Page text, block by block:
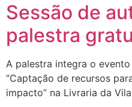
Sessão de
palestra
A palestra integra o
“Captação de recursos
impacto” na Livraria da